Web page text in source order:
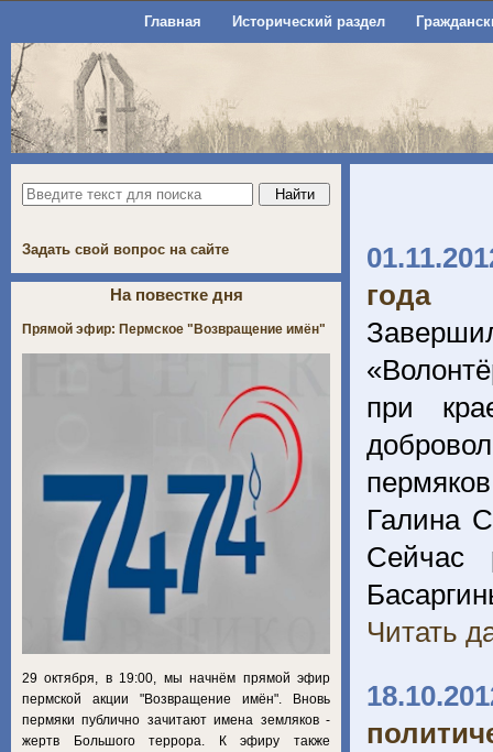
Главная Исторический раздел
года
при
Галина
Сейчас
Читать
Задать свой вопрос на сайте
На повестке дня
Прямой эфир: Пермское "Возвращение имён"
29 октября, в 19:00, мы начнём прямой эфир
пермской акции "Возвращение имён". Вновь
пермяки публично зачитают имена земляков -
жертв Большого террора. К эфиру также